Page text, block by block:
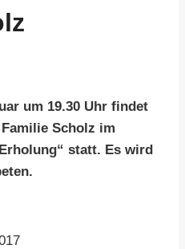
um 19.30 Uhr findet
Scholz im
statt. Es wird